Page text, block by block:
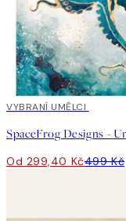
40%*
VYBRANÍ UMĚLCI
Od 299,40 Kč499 Kč